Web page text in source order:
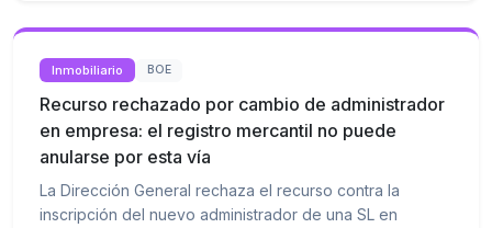
Inmobiliario BOE
Recurso rechazado por cambio de administrador
en empresa: el registro mercantil no puede
anularse por esta vía
La Dirección General rechaza el recurso contra la
inscripción del nuevo administrador de una SL en